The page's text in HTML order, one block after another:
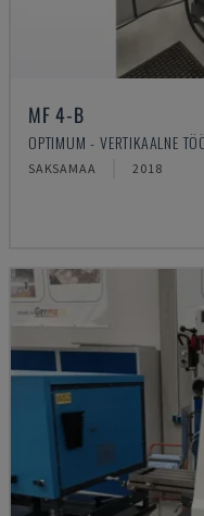
MF 4-B
OPTIMUM - VERTIKAALNE
SAKSAMAA 2018